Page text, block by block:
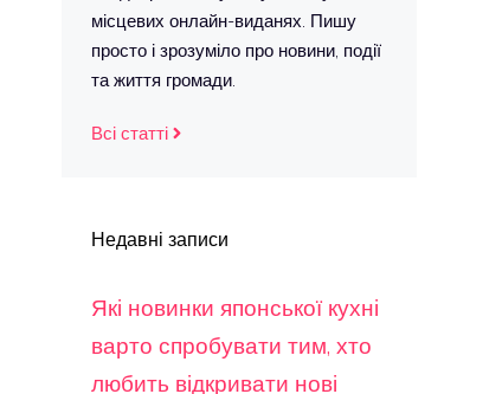
місцевих онлайн-виданях. Пишу
просто і зрозуміло про новини, події
та життя громади.
Всі статті
Недавні записи
Які новинки японської кухні
варто спробувати тим, хто
любить відкривати нові